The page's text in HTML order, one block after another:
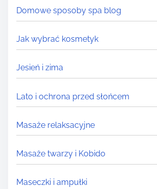
.
Domowe sposoby spa blog
Jak wybrać kosmetyk
Jesień i zima
Lato i ochrona przed słońcem
Masaże relaksacyjne
Masaże twarzy i Kobido
Maseczki i ampułki